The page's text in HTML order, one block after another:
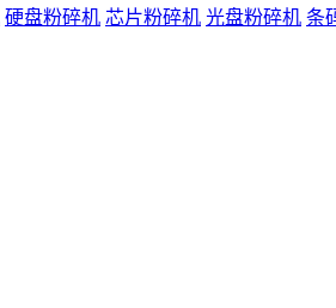
硬盘粉碎机 芯片粉碎机 光盘粉碎机 条